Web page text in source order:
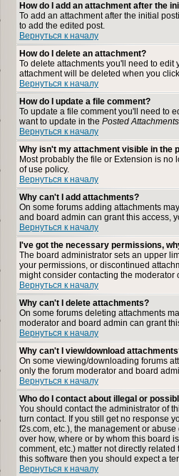
How do I add an attachment after the
To add an attachment after the initial
to add the edited post.
Вернуться к началу
How do I delete an attachment?
To delete attachments you'll need to edit
attachment will be deleted when you click
Вернуться к началу
How do I update a file comment?
To update a file comment you'll need to
want to update in the Posted Attachments
Вернуться к началу
Why isn't my attachment visible in the
Most probably the file or Extension is
of use policy.
Вернуться к началу
Why can't I add attachments?
On some forums adding attachments
and board admin can grant this access,
Вернуться к началу
I've got the necessary permissions,
The board administrator sets an upper
your permissions, or discontinued
might consider contacting the moderator
Вернуться к началу
Why can't I delete attachments?
On some forums deleting attachments
moderator and board admin can grant
Вернуться к началу
Why can't I view/download
On some viewing/downloading forums
only the forum moderator and board
Вернуться к началу
Who do I contact about illegal or
You should contact the administrator of
turn contact. If you still get no response
f2s.com, etc.), the management or
over how, where or by whom this board
comment, etc.) matter not directly
this software then you should expect a
Вернуться к началу